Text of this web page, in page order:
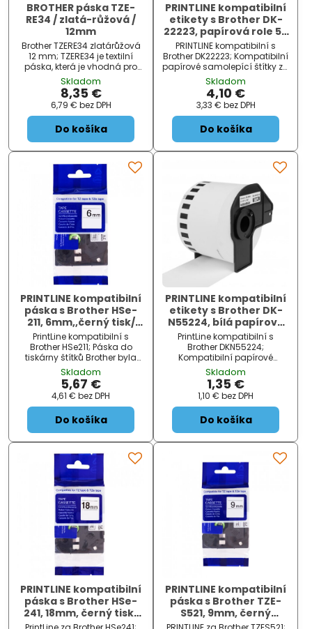
BROTHER páska TZE-
RE34 / zlatá-růžová /
12mm
Brother TZERE34 zlatárůžová
12 mm; TZERE34 je textilní
páska, která je vhodná pro
individualizaci dárkových
stuh. Může být také použita
na výzdobu domova či při
zvláštních příležitostech.
ZÁKLADNÍ SPEC...
Skladom
8,35 €
6,79 € bez DPH
Do košíka
PRINTLINE kompatibilní
etikety s Brother DK-
22223, papírová role 50
x 30,48m
PRINTLINE kompatibilní s
Brother DK22223; Kompatibilní
papírové samolepící štítky za
Brother DK22223. Štítky jsou
určeny pouze pro tiskárny
štítků BROTHER QL. ZÁKLADNÍ
SPECIFIKACE; Typ:...
Skladom
4,10 €
3,33 € bez DPH
Do košíka
PRINTLINE kompatibilní
páska s Brother HSe-
211, 6mm,,černý tisk/
bílý podklad, bužírka
PrintLine kompatibilní s
Brother HSe211; Páska do
tiskárny štítků Brother byla
testována v náročných
podmínkách, je vhodná pro
80 až 150 °C a odolává i
chemikáliím. Je ideální pro
profesionální štítkování.
Páska v s...
Skladom
5,67 €
4,61 € bez DPH
Do košíka
PRINTLINE kompatibilní
etikety s Brother DK-
N55224, bílá papírová
role, nelepící 54 x
30,48m
PrintLine kompatibilní s
Brother DKN55224;
Kompatibilní papírové
nelepící štítky za Brother
DKN55224. Štítky jsou určeny
pro tiskárny Brother QL.
ZÁKLADNÍ SPECIFIKACE; Typ:
role...
Skladom
1,35 €
1,10 € bez DPH
Do košíka
PRINTLINE kompatibilní
páska s Brother HSe-
241, 18mm, černý tisk/
bílý podklad, bužírka
PRINTLINE kompatibilní
páska s Brother TZE-
S521, 9mm, černý
tisk/modrý podklad,